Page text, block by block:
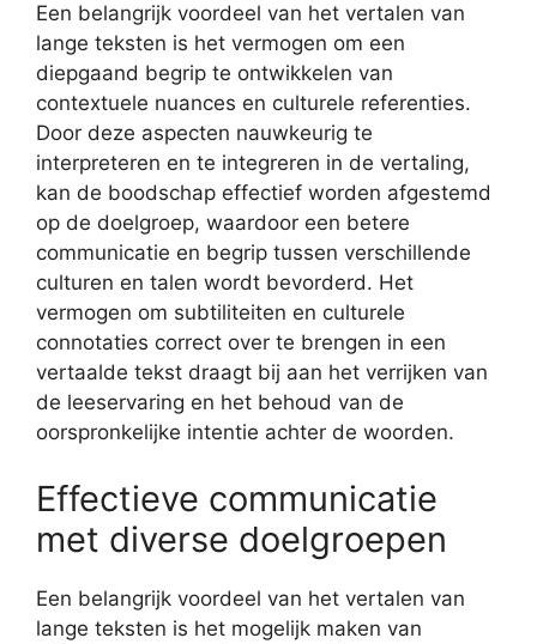
Een belangrijk voordeel van het vertalen van
lange teksten is het vermogen om een
diepgaand begrip te ontwikkelen van
contextuele nuances en culturele referenties.
Door deze aspecten nauwkeurig te
interpreteren en te integreren in de vertaling,
kan de boodschap effectief worden afgestemd
op de doelgroep, waardoor een betere
communicatie en begrip tussen verschillende
culturen en talen wordt bevorderd. Het
vermogen om subtiliteiten en culturele
connotaties correct over te brengen in een
vertaalde tekst draagt bij aan het verrijken van
de leeservaring en het behoud van de
oorspronkelijke intentie achter de woorden.
Effectieve communicatie
met diverse doelgroepen
Een belangrijk voordeel van het vertalen van
lange teksten is het mogelijk maken van